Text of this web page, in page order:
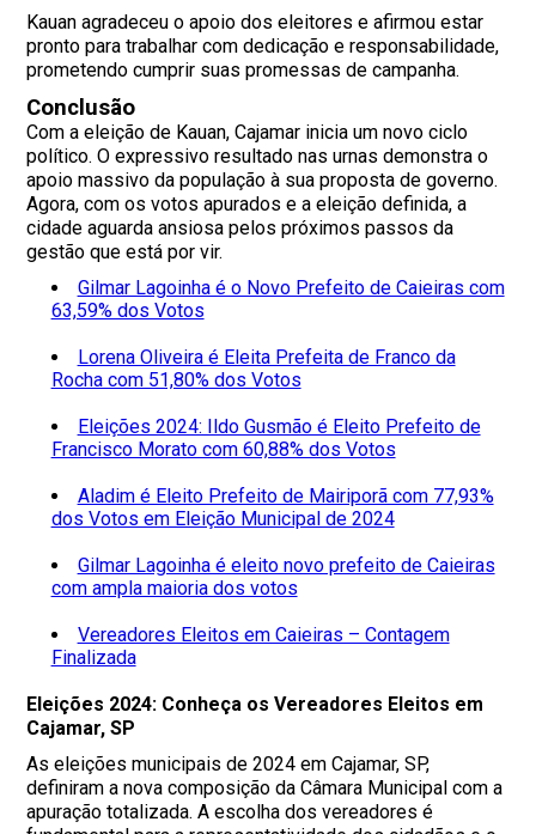
Kauan agradeceu o apoio dos eleitores e afirmou estar
pronto para trabalhar com dedicação e responsabilidade,
prometendo cumprir suas promessas de campanha.
Conclusão
Com a eleição de Kauan, Cajamar inicia um novo ciclo
político. O expressivo resultado nas urnas demonstra o
apoio massivo da população à sua proposta de governo.
Agora, com os votos apurados e a eleição definida, a
cidade aguarda ansiosa pelos próximos passos da
gestão que está por vir.
Gilmar Lagoinha é o Novo Prefeito de Caieiras com
63,59% dos Votos
Lorena Oliveira é Eleita Prefeita de Franco da
Rocha com 51,80% dos Votos
Eleições 2024: Ildo Gusmão é Eleito Prefeito de
Francisco Morato com 60,88% dos Votos
Aladim é Eleito Prefeito de Mairiporã com 77,93%
dos Votos em Eleição Municipal de 2024
Gilmar Lagoinha é eleito novo prefeito de Caieiras
com ampla maioria dos votos
Vereadores Eleitos em Caieiras – Contagem
Finalizada
Eleições 2024: Conheça os Vereadores Eleitos em
Cajamar, SP
As eleições municipais de 2024 em Cajamar, SP,
definiram a nova composição da Câmara Municipal com a
apuração totalizada. A escolha dos vereadores é